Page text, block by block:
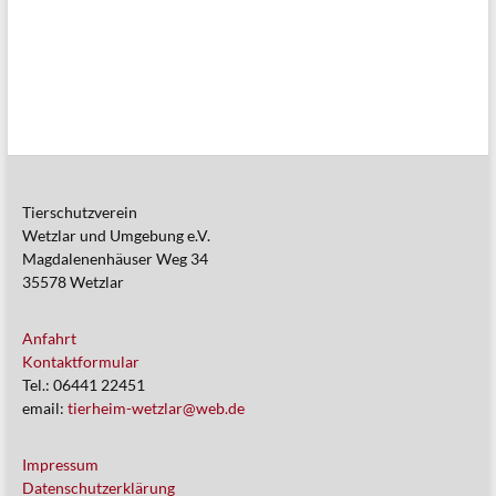
Tierschutzverein
Wetzlar und Umgebung e.V.
Magdalenenhäuser Weg 34
35578 Wetzlar
Anfahrt
Kontaktformular
Tel.: 06441 22451
email: tierheim-wetzlar@web.de
Impressum
Datenschutzerklärung